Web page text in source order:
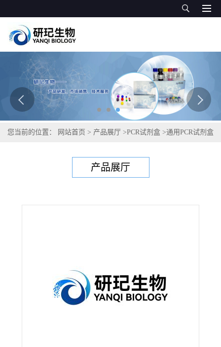
您当前的位置： 网站首页 > 产品展厅 >PCR试剂盒 >通用PCR试剂盒
产品展厅